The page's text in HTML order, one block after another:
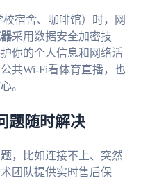
宿舍、咖啡馆）时，网
采用数据安全加密技
你的个人信息和网络活
共Wi-Fi看体育直播，也
。
题随时解决
，比如连接不上、突然
团队提供实时售后保